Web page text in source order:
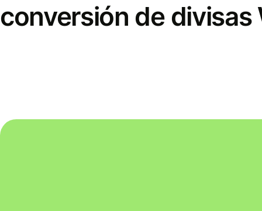
conversión de divisas